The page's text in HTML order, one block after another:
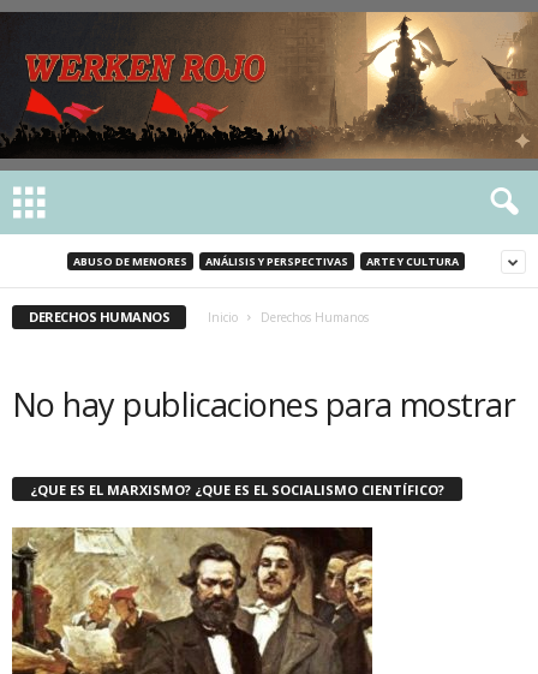
ABUSO DE MENORES ANÁLISIS Y PERSPECTIVAS ARTE Y CULTURA
DERECHOS HUMANOS Inicio Derechos Humanos
No hay publicaciones para mostrar
¿QUE ES EL MARXISMO? ¿QUE ES EL SOCIALISMO CIENTÍFICO?